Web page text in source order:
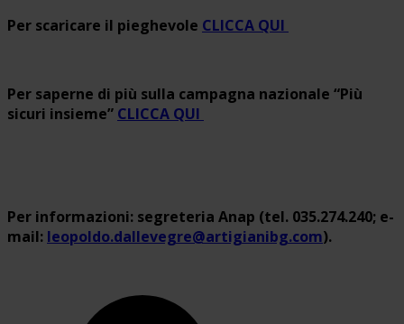
Per scaricare il pieghevole CLICCA QUI
Per saperne di più sulla campagna nazionale “Più
sicuri insieme” CLICCA QUI
Per informazioni: segreteria Anap (tel. 035.274.240; e-
mail: leopoldo.dallevegre@artigianibg.com).